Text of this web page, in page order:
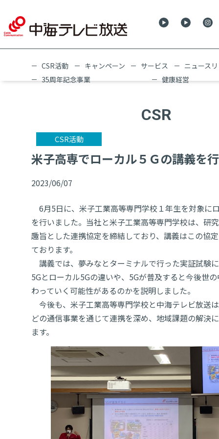
CSR活動 キャンペーン サービス
ニュース
35周年記念事業
健康経営
CSR
CSR活動
米子高専でローカル５Ｇの講義を
2023/06/07
6月5日に、米子工業高等専門学校１年生を対象に
を行いました。当社と米子工業高等専門学校は、研
趣旨とした連携協定を締結しており、講義はこの協
ております。
講義では、夢みなとターミナルで行った実証試験
5Gとローカル5Gの違いや、5Gが普及すると今後世
わっていく可能性があるのかを説明しました。
今後も、米子工業高等専門学校と中海テレビ放送
どの通信事業を通じて連携を深め、地域課題の解決
ます。